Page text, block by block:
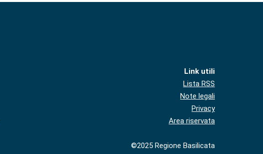
Link utili
Lista RSS
Note legali
Privacy
Area riservata
©2025 Regione Basilicata